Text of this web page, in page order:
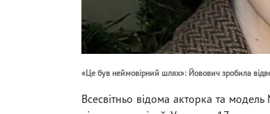
«Це був неймовірний шлях»: Йовович зробила
Всесвітньо відома акторка та